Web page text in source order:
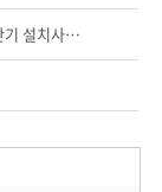
2012년 독거노인가구 가스안전차단기 설치사업 시행